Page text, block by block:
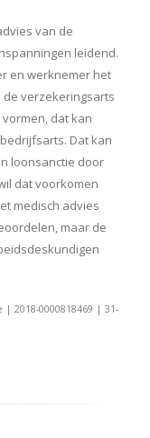
van de
leidend.
en werknemer het
de verzekeringsarts
dat kan
Dat kan
loonsanctie door
dat voorkomen
medisch advies
maar de
2018-0000818469 | 31-